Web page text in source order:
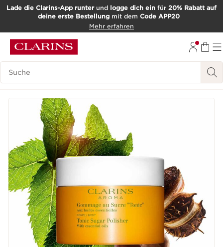
WEITER ZUM INHALT
Lade die Clarins-App runterund logge dich ein für 20% Rabatt auf
deine erste Bestellungmit dem Code APP20
Mehr erfahren
Such-Historie